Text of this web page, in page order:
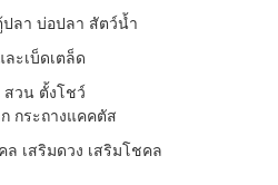
ลา บ่อปลา สัตว์น้ำ
ะเบ็ดเตล็ด
วน ตั้งโชว์
กระถางแคคตัส
เสริมดวง เสริมโชคล